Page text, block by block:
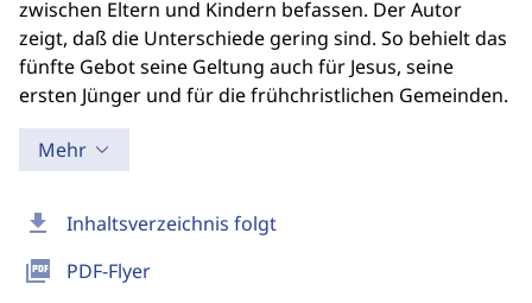
download Inhaltsverzeichnis folgt
picture_as_pdf PDF-Flyer
zwischen Eltern und Kindern befassen. Der Autor
zeigt, daß die Unterschiede gering sind. So behielt das
fünfte Gebot seine Geltung auch für Jesus, seine
ersten Jünger und für die frühchristlichen Gemeinden.
Mehr